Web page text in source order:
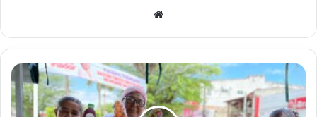
Cruz
das
Almas
recebe